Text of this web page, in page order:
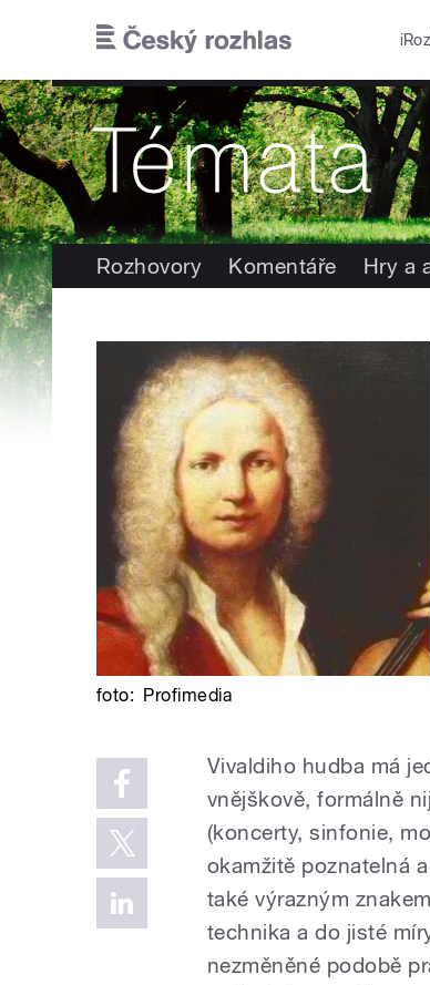
Rozhovory Komentáře Hry a
foto: Profimedia
Vivaldiho hudba má
vnějškově, formálně
(koncerty, sinfonie,
okamžitě poznatelná
také výrazným
technika a do jisté
nezměněné podobě